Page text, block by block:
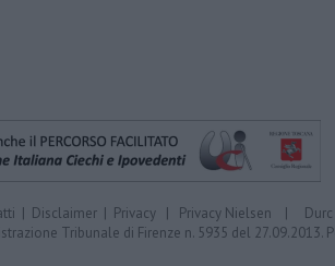
| Disclaimer | Privacy | Privacy Nielsen | Durc
Tribunale di Firenze n. 5935 del 27.09.2013.